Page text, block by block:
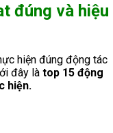
đúng và hiệu
hiện đúng động tác
đây là top 15 động
hiện.